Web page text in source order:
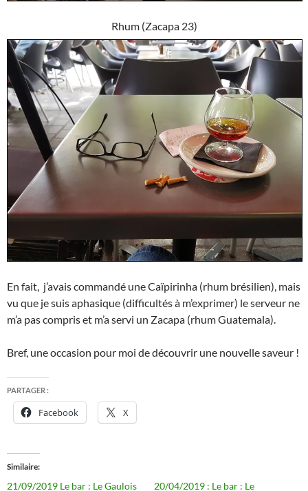
Rhum (Zacapa 23)
En fait, j’avais commandé une Caïpirinha (rhum brésilien), mais
vu que je suis aphasique (difficultés à m’exprimer) le serveur ne
m’a pas compris et m’a servi un Zacapa (rhum Guatemala).
Bref, une occasion pour moi de découvrir une nouvelle saveur !
PARTAGER :
Facebook X
Similaire
21/09/2019 Le bar : Le Gaulois
20/04/2019 : Le bar : Le